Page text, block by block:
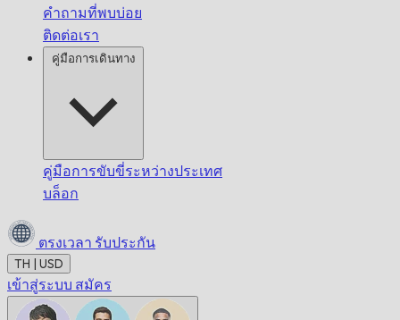
คำถามที่พบบ่อย
ติดต่อเรา
คู่มือการเดินทาง
คู่มือการขับขี่ระหว่างประเทศ
บล็อก
ตรงเวลา รับประกัน
TH | USD
เข้าสู่ระบบ สมัคร